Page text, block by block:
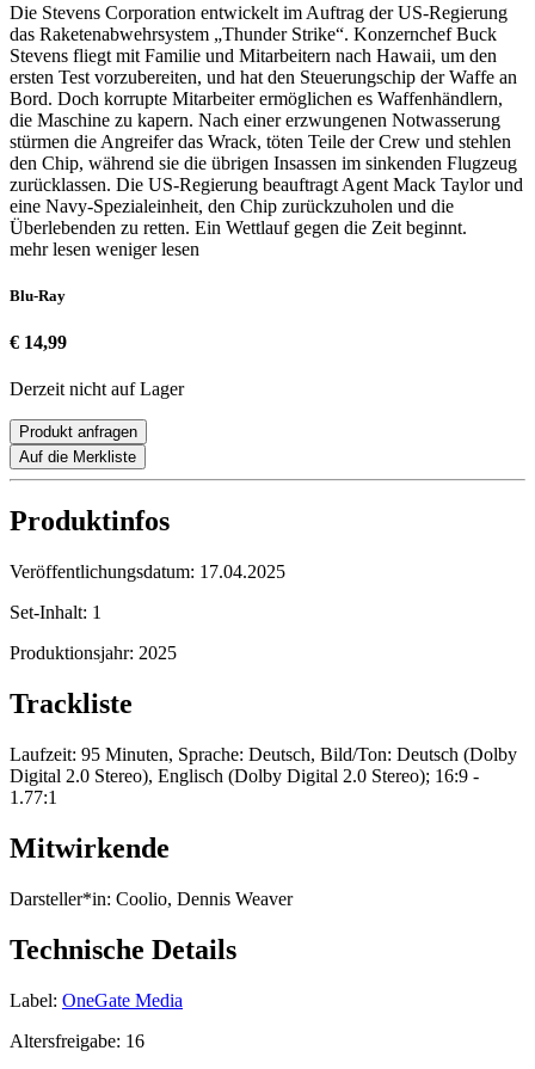
Die Stevens Corporation entwickelt im Auftrag der US-Regierung
das Raketenabwehrsystem „Thunder Strike“. Konzernchef Buck
Stevens fliegt mit Familie und Mitarbeitern nach Hawaii, um den
ersten Test vorzubereiten, und hat den Steuerungschip der Waffe an
Bord. Doch korrupte Mitarbeiter ermöglichen es Waffenhändlern,
die Maschine zu kapern. Nach einer erzwungenen Notwasserung
stürmen die Angreifer das Wrack, töten Teile der Crew und stehlen
den Chip, während sie die übrigen Insassen im sinkenden Flugzeug
zurücklassen. Die US-Regierung beauftragt Agent Mack Taylor und
eine Navy-Spezialeinheit, den Chip zurückzuholen und die
Überlebenden zu retten. Ein Wettlauf gegen die Zeit beginnt.
mehr lesen weniger lesen
Blu-Ray
€ 14,99
Derzeit nicht auf Lager
Produkt anfragen
Auf die Merkliste
Produktinfos
Veröffentlichungsdatum: 17.04.2025
Set-Inhalt: 1
Produktionsjahr: 2025
Trackliste
Laufzeit: 95 Minuten, Sprache: Deutsch, Bild/Ton: Deutsch (Dolby
Digital 2.0 Stereo), Englisch (Dolby Digital 2.0 Stereo); 16:9 -
1.77:1
Mitwirkende
Darsteller*in: Coolio, Dennis Weaver
Technische Details
Label: OneGate Media
Altersfreigabe: 16